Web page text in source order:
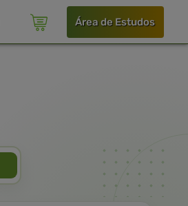
Área de Estudos